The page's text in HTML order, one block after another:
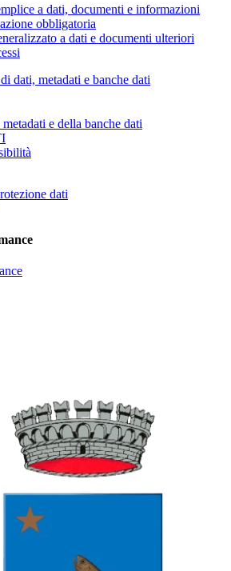
a dati, documenti e informazioni
obbligatoria
a dati e documenti ulteriori
dati, metadati e banche dati
e della banche dati
dati